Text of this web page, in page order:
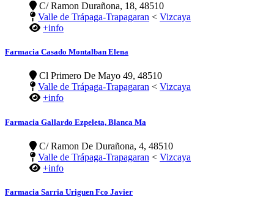
C/ Ramon Durañona, 18, 48510
Valle de Trápaga-Trapagaran < Vizcaya
+info
Farmacia Casado Montalban Elena
Cl Primero De Mayo 49, 48510
Valle de Trápaga-Trapagaran < Vizcaya
+info
Farmacia Gallardo Ezpeleta, Blanca Ma
C/ Ramon De Durañona, 4, 48510
Valle de Trápaga-Trapagaran < Vizcaya
+info
Farmacia Sarria Uriguen Fco Javier